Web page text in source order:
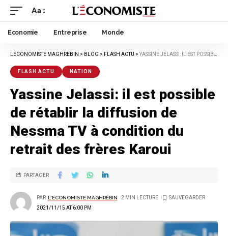
Aa
Economie Entreprise Monde
LECONOMISTE MAGHREBIN > BLOG > FLASH ACTU > YASSINE JELASSI: IL EST POSSIBLE DE RÉTABLIR LA DIFFUSION DE NESSMA TV À CONDITION DU RETRAIT DES FRÈRES KAROUI
FLASH ACTU NATION
Yassine Jelassi: il est possible
de rétablir la diffusion de
Nessma TV à condition du
retrait des frères Karoui
2021/11/15 AT 6:00 PM
PAR L'ECONOMISTE MAGHRÉBIN 2 MIN LECTURE
PARTAGER